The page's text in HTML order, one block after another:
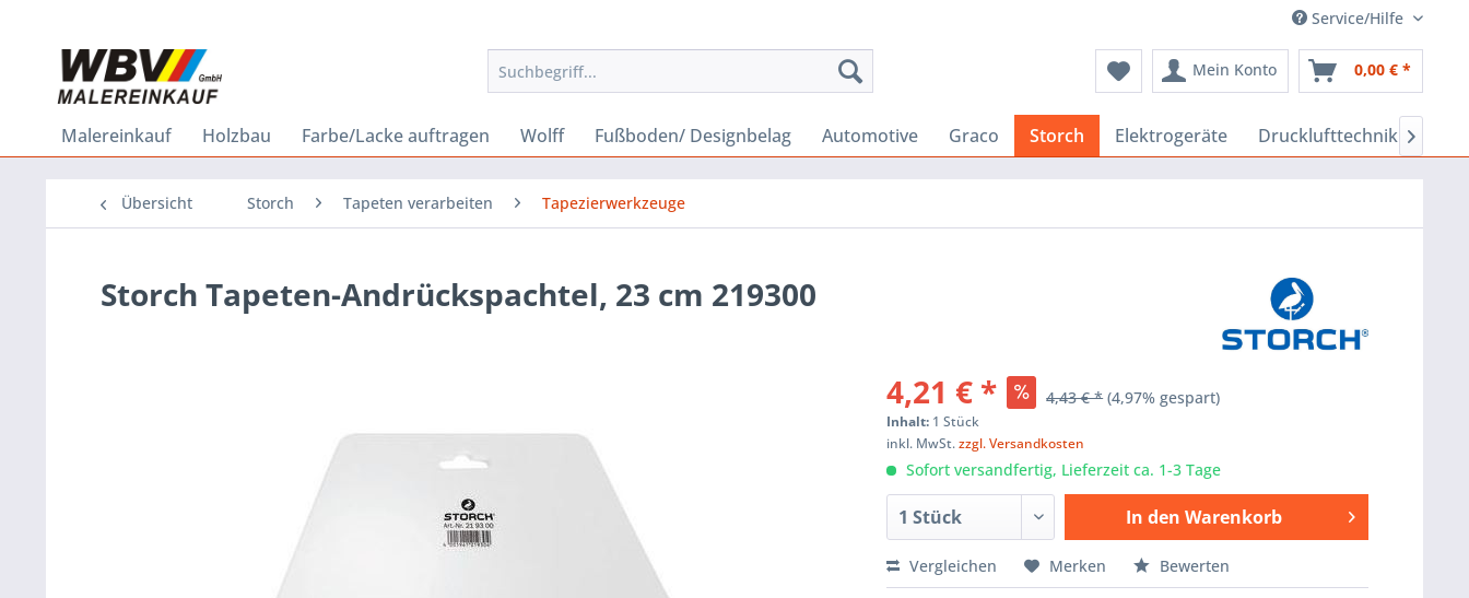
Service/Hilfe
Mein Konto 0,00 € *
Malereinkauf Holzbau Farbe/Lacke auftragen Wolff Fußboden/ Designbelag Automotive Graco Storch Elektrogeräte Drucklufttechnik 
Übersicht Storch Tapeten verarbeiten Tapezierwerkzeuge
Storch Tapeten-Andrückspachtel, 23 cm 219300
4,21 € * 4,43 € * (4,97% gespart)
Inhalt: 1 Stück
inkl. MwSt.zzgl. Versandkosten
Sofort versandfertig, Lieferzeit ca. 1-3 Tage
In den Warenkorb
Hinzugefügt
Vergleichen Merken Bewerten